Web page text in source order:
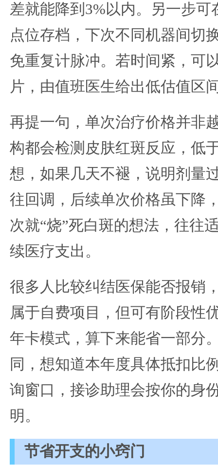
差就能降到3%以内。另一步
点位存档，下次不同机器间切
免重复计脉冲。若时间紧，可
片，由值班医生给出低估值区
再提一句，单次治疗价格并非
构都会检测皮肤红斑反应，低
想，如果几天不褪，说明剂量
往回调，后续单次价格虽下降
次就“烧”死白斑的想法，往往
续医疗支出。
很多人比较纠结医保能否报销
属于自费项目，但可有阶段性
年卡模式，算下来能省一部分
同，想知道本年度具体抵扣比
询窗口，接诊助理会按你的身
明。
节省开支的小窍门